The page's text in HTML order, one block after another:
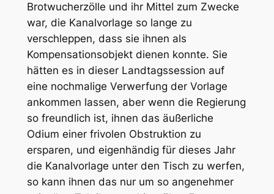
Brotwucherzölle und ihr Mittel zum Zwecke
war, die Kanalvorlage so lange zu
verschleppen, dass sie ihnen als
Kompensationsobjekt dienen konnte. Sie
hätten es in dieser Landtagssession auf
eine nochmalige Verwerfung der Vorlage
ankommen lassen, aber wenn die Regierung
so freundlich ist, ihnen das äußerliche
Odium einer frivolen Obstruktion zu
ersparen, und eigenhändig für dieses Jahr
die Kanalvorlage unter den Tisch zu werfen,
so kann ihnen das nur um so angenehmer